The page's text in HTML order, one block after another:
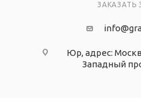
ЗАКАЗАТЬ
Юр, адрес:
Западный